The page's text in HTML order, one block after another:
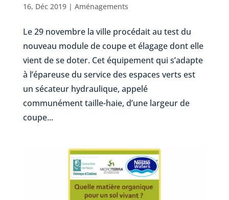
16, Déc 2019| Aménagements
Le 29 novembre la ville procédait au test du
nouveau module de coupe et élagage dont elle
vient de se doter. Cet équipement qui s’adapte
à l’épareuse du service des espaces verts est
un sécateur hydraulique, appelé
communément taille-haie, d’une largeur de
coupe...